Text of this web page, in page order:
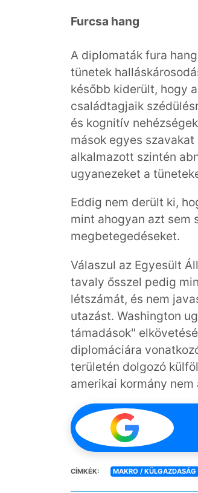
Furcsa hang
A diplomaták fura
tünetek
később kiderült, hogy
családtagjaik
és kognitív
mások egyes
alkalmazott szintén
ugyanezeket a
Eddig nem derült ki,
mint ahogyan azt sem
megbetegedéseket.
Válaszul az Egyesült
tavaly ősszel pedig
létszámát, és nem
utazást. Washington
támadások"
diplomáciára
területén dolgozó
amerikai kormány
CÍMKÉK: MAKRO / KÜLGAZDASÁG